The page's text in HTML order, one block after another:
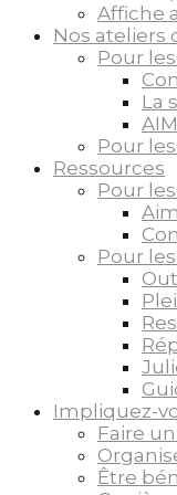
Affiche
Nos ateliers
Pour
La
Pour
Ressources
Pour
Pour
Impliquez-
Faire
Être